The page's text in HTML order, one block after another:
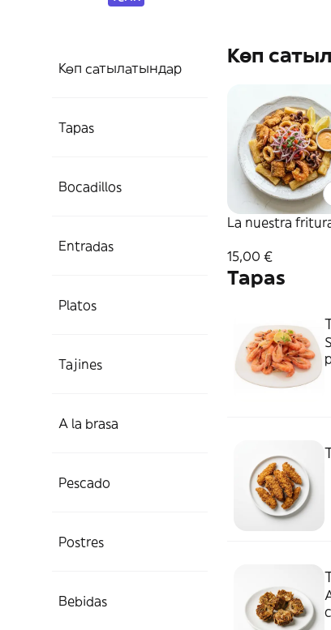
Көп сатылатындар
Tapas
Bocadillos
Entradas
Platos
Tajines
A la brasa
Pescado
Postres
Bebidas
Көп
La nuestra
15,00 €
Tapas